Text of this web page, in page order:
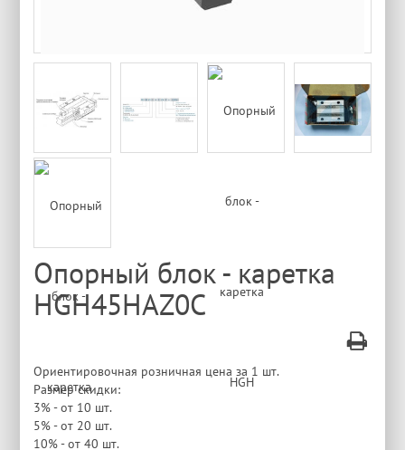
Опорный блок - каретка
HGH45HAZ0C
Ориентировочная розничная цена за 1 шт.
Размер скидки:
3% - от 10 шт.
5% - от 20 шт.
10% - от 40 шт.